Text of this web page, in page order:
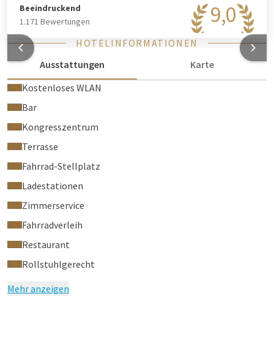
9,0
Beeindruckend
1.171 Bewertungen
HOTELINFORMATIONEN
Ausstattungen
Karte
Kostenloses WLAN
Bar
Kongresszentrum
Terrasse
Fahrrad-Stellplatz
Ladestationen
Zimmerservice
Fahrradverleih
Restaurant
Rollstuhlgerecht
Mehr anzeigen